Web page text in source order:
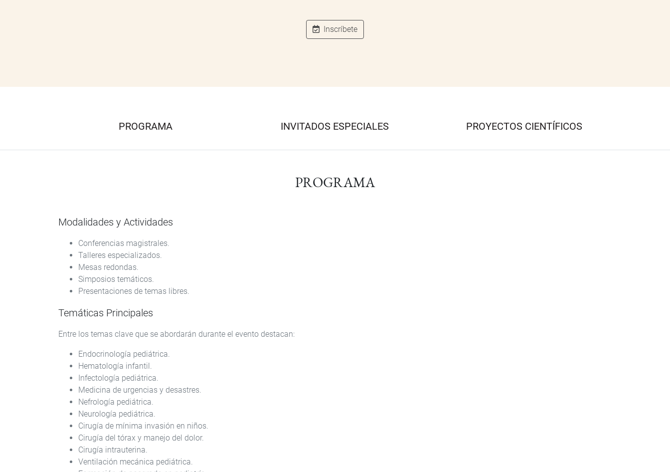
Inscríbete
PROGRAMA INVITADOS ESPECIALES PROYECTOS CIENTÍFICOS
PROGRAMA
Modalidades y Actividades
Conferencias magistrales.
Talleres especializados.
Mesas redondas.
Simposios temáticos.
Presentaciones de temas libres.
Temáticas Principales
Entre los temas clave que se abordarán durante el evento destacan:
Endocrinología pediátrica.
Hematología infantil.
Infectología pediátrica.
Medicina de urgencias y desastres.
Nefrología pediátrica.
Neurología pediátrica.
Cirugía de mínima invasión en niños.
Cirugía del tórax y manejo del dolor.
Cirugía intrauterina.
Ventilación mecánica pediátrica.